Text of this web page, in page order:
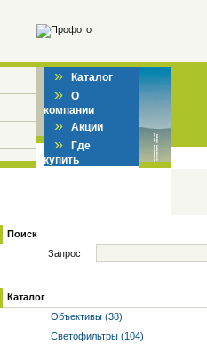
» Каталог
» О
компании
» Акции
» Где
купить
Поиск
Запрос
Каталог
Объективы (38)
Светофильтры (104)